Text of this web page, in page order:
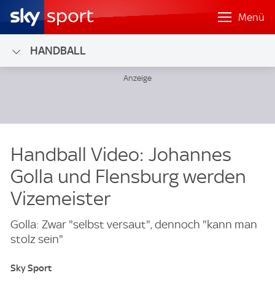
Menü
HANDBALL
Handball Video: Johannes
Golla und Flensburg werden
Vizemeister
Golla: Zwar "selbst versaut", dennoch "kann man
stolz sein"
Sky Sport